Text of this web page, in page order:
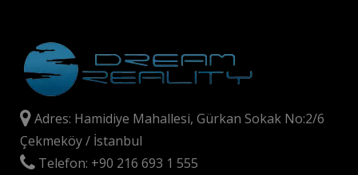
Adres: Hamidiye Mahallesi, Gürkan Sokak No:2/6
Çekmeköy / İstanbul
Telefon: +90 216 693 1 555